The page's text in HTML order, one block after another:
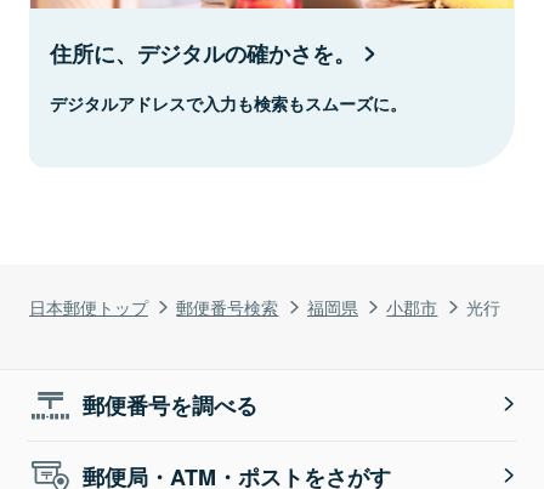
日本郵便トップ 郵便番号検索 福岡県 小郡市 光行
住所に、デジタルの確かさを。
デジタルアドレスで入力も検索もスムーズに。
郵便番号を調べる
郵便局・ATM・ポストをさがす